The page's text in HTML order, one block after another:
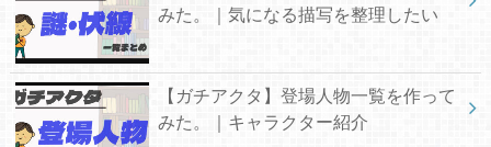
みた。｜気になる描写を整理したい
【ガチアクタ】登場人物一覧を作って
みた。｜キャラクター紹介